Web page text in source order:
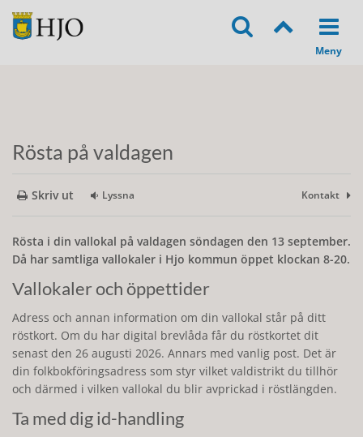
Rösta på valdagen
Skriv ut Lyssna Kontakt
Rösta i din vallokal på valdagen söndagen den 13 september.
Då har samtliga vallokaler i Hjo kommun öppet klockan 8-20.
Vallokaler och öppettider
Adress och annan information om din vallokal står på ditt
röstkort. Om du har digital brevlåda får du röstkortet dit
senast den 26 augusti 2026. Annars med vanlig post. Det är
din folkbokföringsadress som styr vilket valdistrikt du tillhör
och därmed i vilken vallokal du blir avprickad i röstlängden.
Ta med dig id-handling